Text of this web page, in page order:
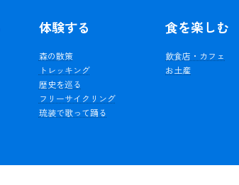
体験する
森の散策
トレッキング
歴史を巡る
フリーサイクリング
琉装で歌って踊る
食を楽しむ
飲食店・カフェ
お土産